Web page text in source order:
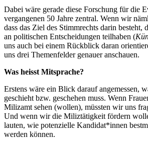
Dabei wäre gerade diese Forschung für die
vergangenen 50 Jahre zentral. Wenn wir
dass das Ziel des Stimmrechts darin besteht,
an politischen Entscheidungen teilhaben (
uns auch bei einem Rückblick daran
uns drei Themenfelder genauer anschauen.
Was heisst Mitsprache?
Erstens wäre ein Blick darauf angemessen,
geschieht bzw. geschehen muss. Wenn
Milizamt sehen (wollen), müssten wir uns
Und wenn wir die Miliztätigkeit fördern
lauten, wie potenzielle Kandidat*innen
werden können.